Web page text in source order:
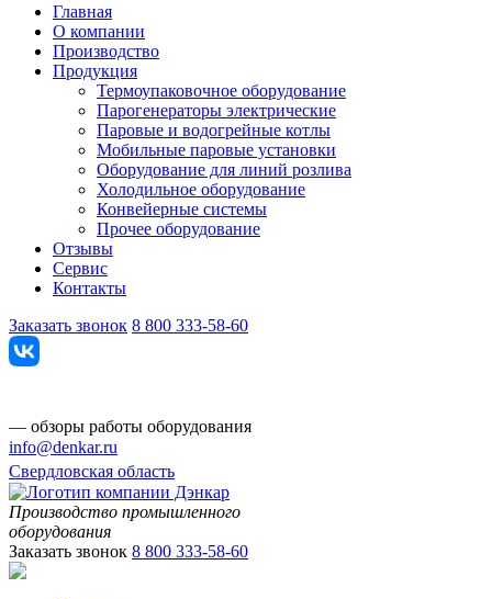
Главная
О компании
Производство
Продукция
Термоупаковочное оборудование
Парогенераторы электрические
Паровые и водогрейные котлы
Мобильные паровые установки
Оборудование для линий розлива
Холодильное оборудование
Конвейерные системы
Прочее оборудование
Отзывы
Сервис
Контакты
Заказать звонок 8 800 333-58-60
— обзоры работы оборудования
info@denkar.ru
Свердловская область
Производство промышленного
оборудования
Заказать звонок 8 800 333-58-60